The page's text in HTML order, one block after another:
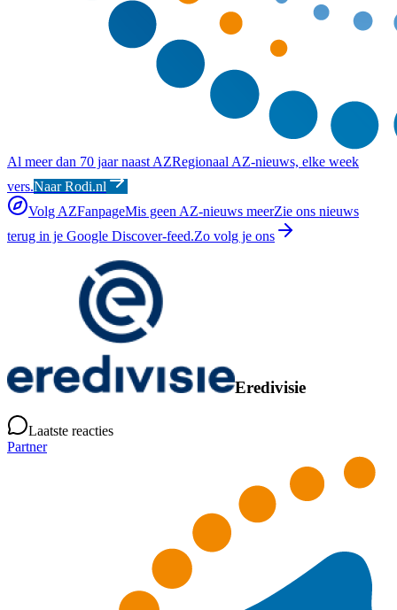
Al meer dan 70 jaar naast AZRegionaal AZ-nieuws, elke week
vers.Naar Rodi.nl
Volg AZFanpageMis geen AZ-nieuws meerZie ons nieuws
terug in je Google Discover-feed.Zo volg je ons
Eredivisie
Laatste reacties
Partner